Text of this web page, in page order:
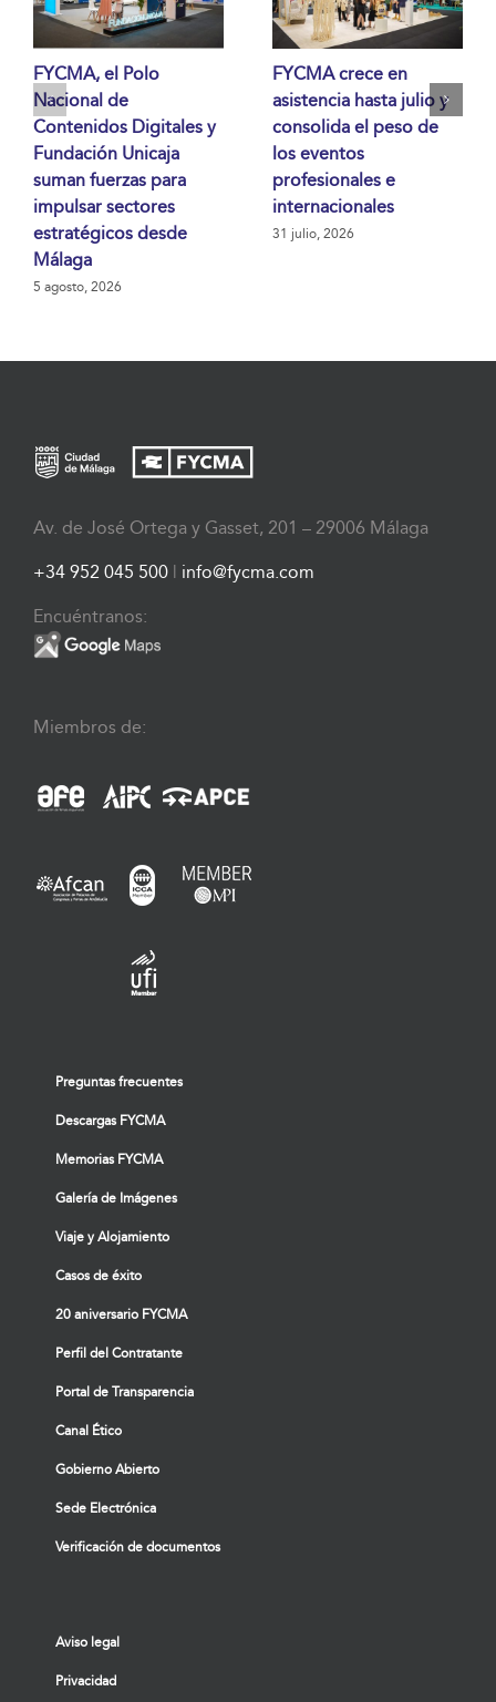
FYCMA, el Polo
Nacional de
Contenidos Digitales y
Fundación Unicaja
suman fuerzas para
impulsar sectores
estratégicos desde
Málaga
5 agosto, 2026
FYCMA crece en
asistencia hasta julio y
consolida el peso de
los eventos
profesionales e
internacionales
31 julio, 2026
Av. de José Ortega y Gasset, 201 – 29006 Málaga
+34 952 045 500 | info@fycma.com
Encuéntranos:
Miembros de:
Preguntas frecuentes
Descargas FYCMA
Memorias FYCMA
Galería de Imágenes
Viaje y Alojamiento
Casos de éxito
20 aniversario FYCMA
Perfil del Contratante
Portal de Transparencia
Canal Ético
Gobierno Abierto
Sede Electrónica
Verificación de documentos
Aviso legal
Privacidad